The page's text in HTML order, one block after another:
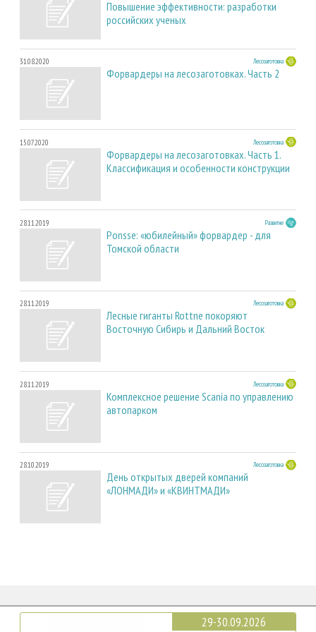
Повышение эффективности: разработки
российских ученых
31.08.2020 Лесозаготовка
Форвардеры на лесозаготовках. Часть 2
15.07.2020 Лесозаготовка
Форвардеры на лесозаготовках. Часть 1.
Классификация и особенности конструкции
28.11.2019 Развитие
Ponsse: «юбилейный» форвардер - для
Томской области
28.11.2019 Лесозаготовка
Лесные гиганты Rottne покоряют
Восточную Сибирь и Дальний Восток
28.11.2019 Лесозаготовка
Комплексное решение Scania по управлению
автопарком
28.10.2019 Лесозаготовка
День открытых дверей компаний
«ЛОНМАДИ» и «КВИНТМАДИ»
29-30.09.2026